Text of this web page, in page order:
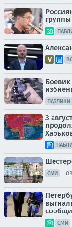
Боевик
ПАБЛИКИ
3
СМИ
СМИ